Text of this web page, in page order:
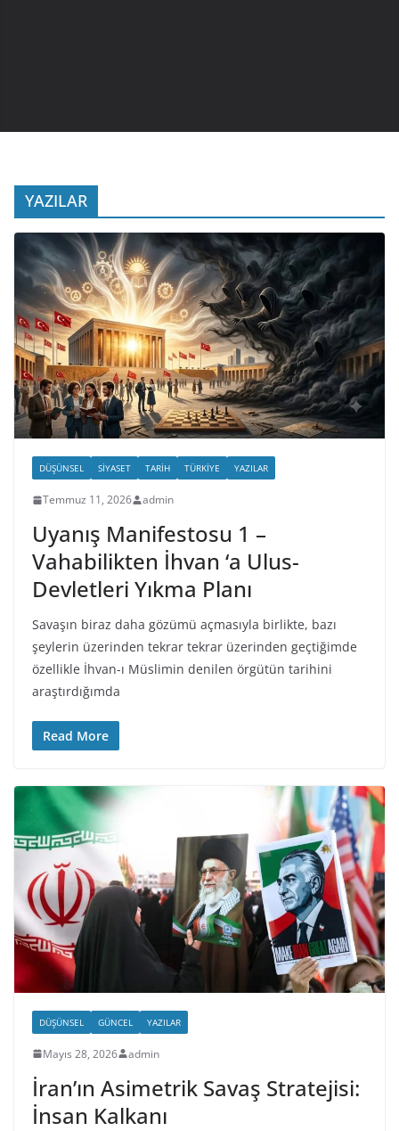
YAZILAR
DÜŞÜNSEL SIYASET TARIH TÜRKIYE YAZILAR
Temmuz 11, 2026 admin
Uyanış Manifestosu 1 –
Vahabilikten İhvan ‘a Ulus-
Devletleri Yıkma Planı
Savaşın biraz daha gözümü açmasıyla birlikte, bazı
şeylerin üzerinden tekrar tekrar üzerinden geçtiğimde
özellikle İhvan-ı Müslimin denilen örgütün tarihini
araştırdığımda
Read More
DÜŞÜNSEL GÜNCEL YAZILAR
Mayıs 28, 2026 admin
İran’ın Asimetrik Savaş Stratejisi:
İnsan Kalkanı